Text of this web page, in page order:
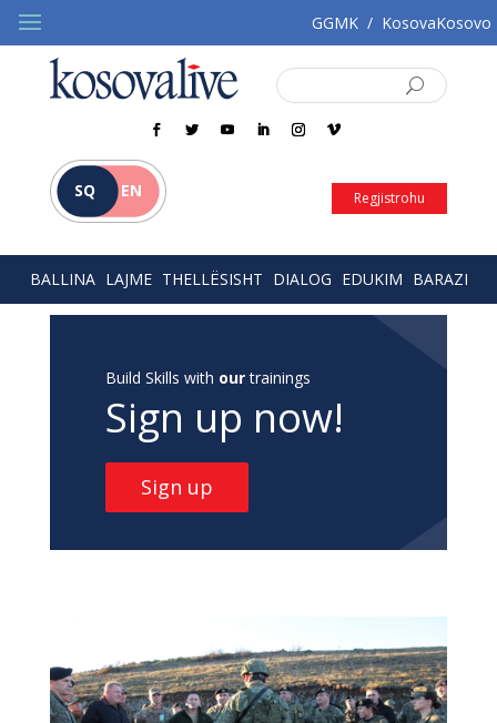
GGMK / KosovaKosovo
SQ EN Regjistrohu
BALLINA LAJME THELLËSISHT DIALOG EDUKIM BARAZI
Build Skills with ourtrainings
Sign up now!
Sign up